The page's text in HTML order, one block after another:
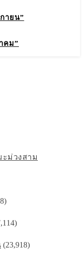
ายน”
คม”
ะม่วงสาม
(23,918)